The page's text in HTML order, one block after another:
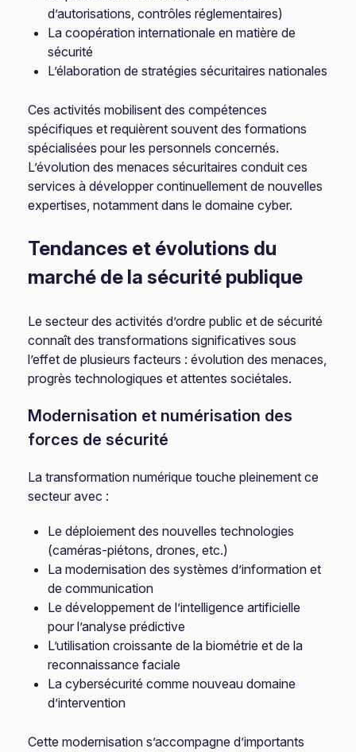
d’autorisations, contrôles réglementaires)
La coopération internationale en matière de
sécurité
L’élaboration de stratégies sécuritaires nationales
Ces activités mobilisent des compétences
spécifiques et requièrent souvent des formations
spécialisées pour les personnels concernés.
L’évolution des menaces sécuritaires conduit ces
services à développer continuellement de nouvelles
expertises, notamment dans le domaine cyber.
Tendances et évolutions du
marché de la sécurité publique
Le secteur des activités d’ordre public et de sécurité
connaît des transformations significatives sous
l’effet de plusieurs facteurs : évolution des menaces,
progrès technologiques et attentes sociétales.
Modernisation et numérisation des
forces de sécurité
La transformation numérique touche pleinement ce
secteur avec :
Le déploiement des nouvelles technologies
(caméras-piétons, drones, etc.)
La modernisation des systèmes d’information et
de communication
Le développement de l’intelligence artificielle
pour l’analyse prédictive
L’utilisation croissante de la biométrie et de la
reconnaissance faciale
La cybersécurité comme nouveau domaine
d’intervention
Cette modernisation s’accompagne d’importants